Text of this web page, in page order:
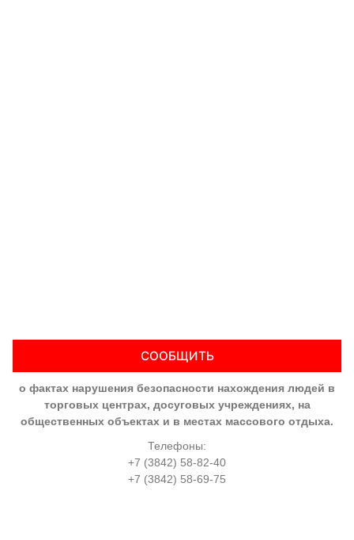
СООБЩИТЬ
о фактах нарушения безопасности нахождения людей в
торговых центрах, досуговых учреждениях, на
общественных объектах и в местах массового отдыха.
Телефоны:
+7 (3842) 58-82-40
+7 (3842) 58-69-75